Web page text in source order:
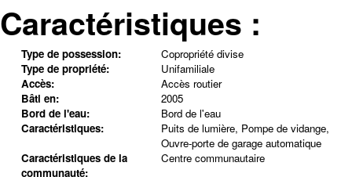
Caractéristiques :
Type de possession:
Copropriété divise
Type de propriété:
Unifamiliale
Accès:
Accès routier
Bâti en:
2005
Bord de l'eau:
Bord de l'eau
Caractéristiques:
Puits de lumière, Pompe de vidange,
Ouvre-porte de garage automatique
Caractéristiques de la
communauté:
Centre communautaire